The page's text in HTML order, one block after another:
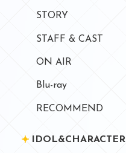
STORY
STAFF & CAST
ON AIR
Blu-ray
RECOMMEND
IDOL&CHARACTER